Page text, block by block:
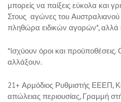
μπορείς να παίξεις εύκολα και
Στους αγώνες του
πληθώρα ειδικών αγορών*, αλλά
*Iσχύουν όροι και προϋποθέσεις.
αλλάξουν.
21+ Αρμόδιος Ρυθμιστής ΕΕΕΠ,
απώλειας περιουσίας, Γραμμή